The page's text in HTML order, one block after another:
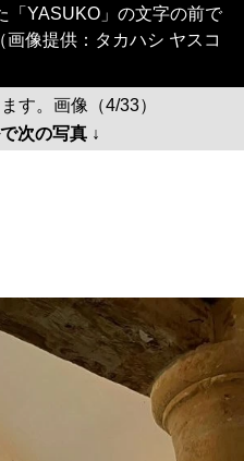
「YASUKO」の文字の前で
像提供：タカハシ ヤスコ
す。画像（4/33）
次の写真 ↓